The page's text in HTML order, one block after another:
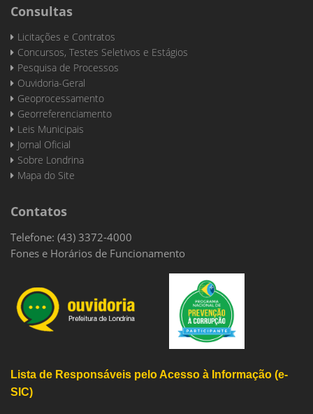
Consultas
Licitações e Contratos
Concursos, Testes Seletivos e Estágios
Pesquisa de Processos
Ouvidoria-Geral
Geoprocessamento
Georreferenciamento
Leis Municipais
Jornal Oficial
Sobre Londrina
Mapa do Site
Contatos
Telefone: (43) 3372-4000
Fones e Horários de Funcionamento
Lista de Responsáveis pelo Acesso à Informação (e-
SIC)